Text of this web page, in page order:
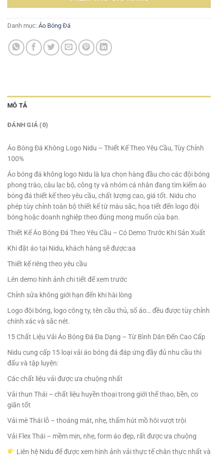
189.000₫.
Danh mục: Áo Bóng Đá
MÔ TẢ
ĐÁNH GIÁ (0)
Áo Bóng Đá Không Logo Nidu – Thiết Kế Theo Yêu Cầu, Tùy Chỉnh
100%
Áo bóng đá không logo Nidu là lựa chọn hàng đầu cho các đội bóng
phong trào, câu lạc bộ, công ty và nhóm cá nhân đang tìm kiếm áo
bóng đá thiết kế theo yêu cầu, chất lượng cao, giá tốt. Nidu cho
phép tùy chỉnh toàn bộ thiết kế từ màu sắc, họa tiết đến logo đội
bóng hoặc doanh nghiệp theo đúng mong muốn của bạn.
Thiết Kế Áo Bóng Đá Theo Yêu Cầu – Có Demo Trước Khi Sản Xuất
Khi đặt áo tại Nidu, khách hàng sẽ được:aa
Thiết kế riêng theo yêu cầu
Lên demo hình ảnh chi tiết để xem trước
Chỉnh sửa không giới hạn đến khi hài lòng
Logo đội bóng, logo công ty, tên cầu thủ, số áo… đều được tùy chỉnh
chính xác và sắc nét.
15 Chất Liệu Vải Áo Bóng Đá Đa Dạng – Từ Bình Dân Đến Cao Cấp
Nidu cung cấp 15 loại vải áo bóng đá đáp ứng đầy đủ nhu cầu thi
đấu và tập luyện:
Các chất liệu vải được ưa chuộng nhất
Vải thun Thái – chất liệu huyền thoại trong giới thể thao, bền, co
giãn tốt
Vải mè Thái lỗ – thoáng mát, nhẹ, thấm hút mồ hôi vượt trội
Vải Flex Thái – mềm mịn, nhẹ, form áo đẹp, rất được ưa chuộng
Liên hệ Nidu để được xem hình ảnh vải thực tế chân thực nhất và